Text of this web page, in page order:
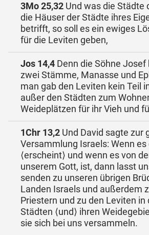
3Mo 25,32 Und was die Städte
die Häuser der Städte ihres
betrifft, so soll es ein ewiges
für die Leviten geben,
Jos 14,4 Denn die Söhne Josef
zwei Stämme, Manasse und
man gab den Leviten kein Teil
außer den Städten zum
Weideplätzen für ihr Vieh und
1Chr 13,2 Und David sagte zur
Versammlung Israels: Wenn
⟨erscheint⟩ und wenn es von
unserem Gott, ist, dann lasst
senden zu unseren übrigen
Landen Israels und außerdem
Priestern und zu den Leviten in
Städten ⟨und⟩ ihren
sie sich bei uns versammeln.